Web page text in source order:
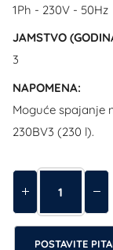
1Ph - 230V - 50Hz
JAMSTVO
3
NAPOMENA:
Moguće spajanje
230BV3 (230 l).
POSTAVITE